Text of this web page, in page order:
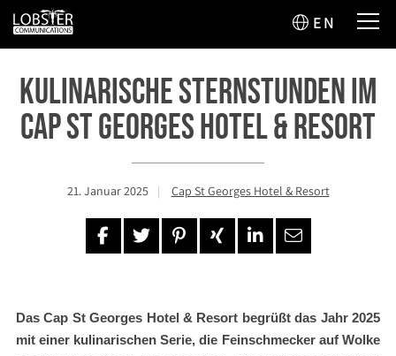
EN
Kulinarische Sternstunden im
Cap St Georges Hotel & Resort
21. Januar 2025 Cap St Georges Hotel & Resort
Das Cap St Georges Hotel & Resort begrüßt das Jahr 2025
mit einer kulinarischen Serie, die Feinschmecker auf Wolke